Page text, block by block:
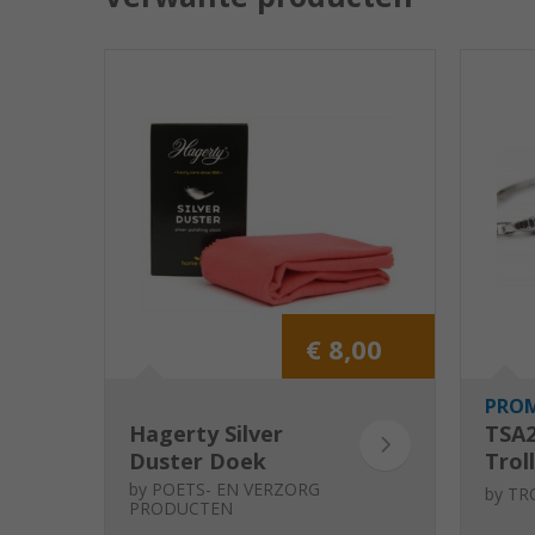
€ 8,00
Hagerty Silver
Duster Doek
by POETS- EN VERZORG
PRODUCTEN
by